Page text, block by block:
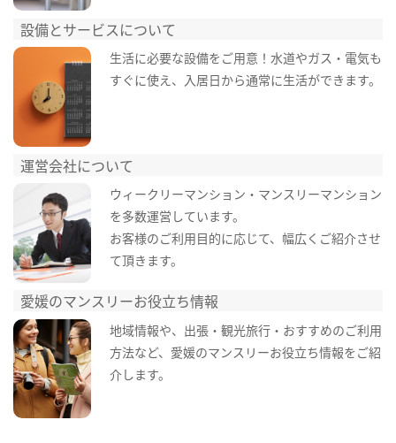
設備とサービスについて
生活に必要な設備をご用意！水道やガス・電気も
すぐに使え、入居日から通常に生活ができます。
運営会社について
ウィークリーマンション・マンスリーマンション
を多数運営しています。
お客様のご利用目的に応じて、幅広くご紹介させ
て頂きます。
愛媛のマンスリーお役立ち情報
地域情報や、出張・観光旅行・おすすめのご利用
方法など、愛媛のマンスリーお役立ち情報をご紹
介します。